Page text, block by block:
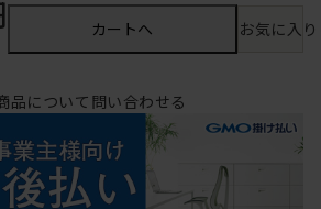
カートへ お気に入
品について問い合わせる